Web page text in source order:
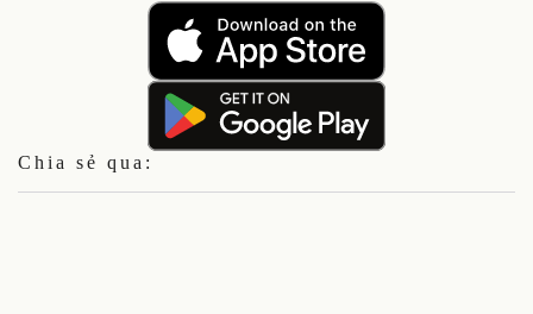
Chia sẻ qua: